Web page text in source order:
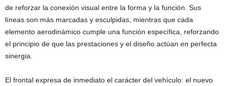
de reforzar la conexión visual entre la forma y la función. Sus
líneas son más marcadas y esculpidas, mientras que cada
elemento aerodinámico cumple una función específica, reforzando
el principio de que las prestaciones y el diseño actúan en perfecta
sinergia.
El frontal expresa de inmediato el carácter del vehículo: el nuevo